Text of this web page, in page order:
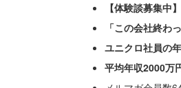
【体験談募集中
「この会社終
ユニクロ社員の
平均年収2000万